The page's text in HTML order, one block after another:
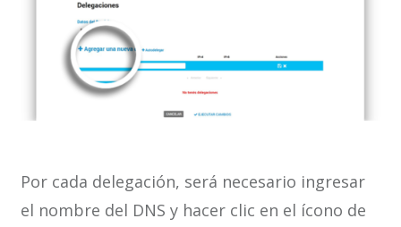
Por cada delegación, será necesario ingresar
el nombre del DNS y hacer clic en el ícono de